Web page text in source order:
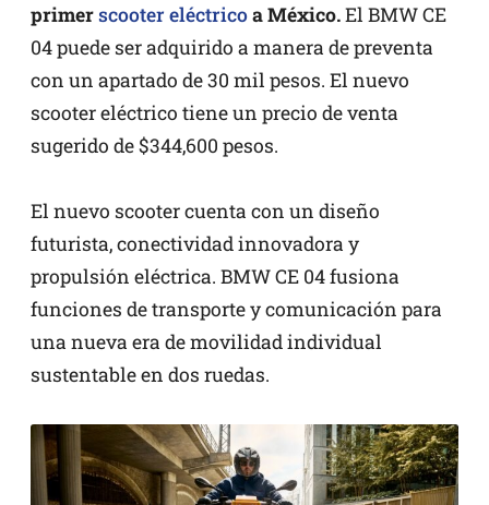
primerscooter eléctricoa México.El BMW CE
04 puede ser adquirido a manera de preventa
con un apartado de 30 mil pesos. El nuevo
scooter eléctrico tiene un precio de venta
sugerido de $344,600 pesos.
El nuevo scooter cuenta con un diseño
futurista, conectividad innovadora y
propulsión eléctrica. BMW CE 04 fusiona
funciones de transporte y comunicación para
una nueva era de movilidad individual
sustentable en dos ruedas.